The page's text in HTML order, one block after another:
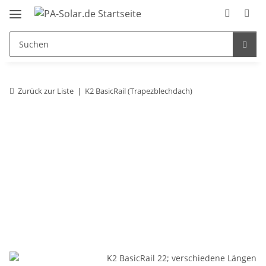
Zurück zur Liste K2 BasicRail (Trapezblechdach)